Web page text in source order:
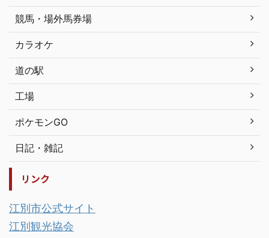
競馬・場外馬券場
カラオケ
道の駅
工場
ポケモンGO
日記・雑記
リンク
江別市公式サイト
江別観光協会